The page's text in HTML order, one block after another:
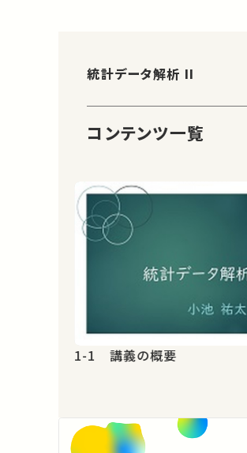
統計データ解析 II
コンテンツ一覧
1-1 講義の概要